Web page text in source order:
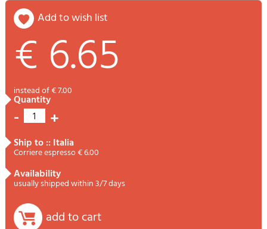
add to wish list
€ 6.65
instead of € 7.00
quantity
- 1 +
ship to :: Italia
Corriere espresso € 6.00
availability
usually shipped within 3/7 days
add to cart